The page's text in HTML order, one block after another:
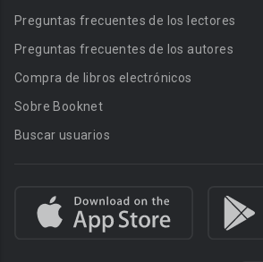
Preguntas frecuentes de los lectores
Preguntas frecuentes de los autores
Compra de libros electrónicos
Sobre Booknet
Buscar usuarios